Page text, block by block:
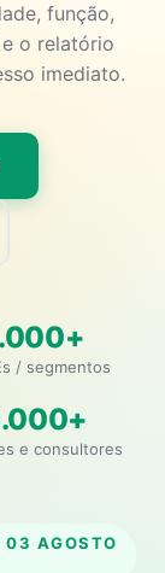
função,
o relatório
imediato.
/ segmentos
e consultores
03 AGOSTO